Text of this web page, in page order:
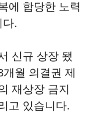
에 합당한 노력
다.
신규 상장 됐
월 의결권 제
재상장 금지
고 있습니다.